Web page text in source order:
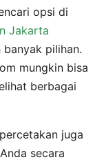
opsi di
Jakarta
pilihan.
mungkin bisa
berbagai
juga
secara